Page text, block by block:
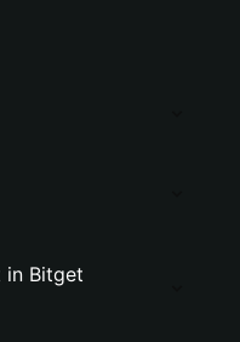
in Bitget